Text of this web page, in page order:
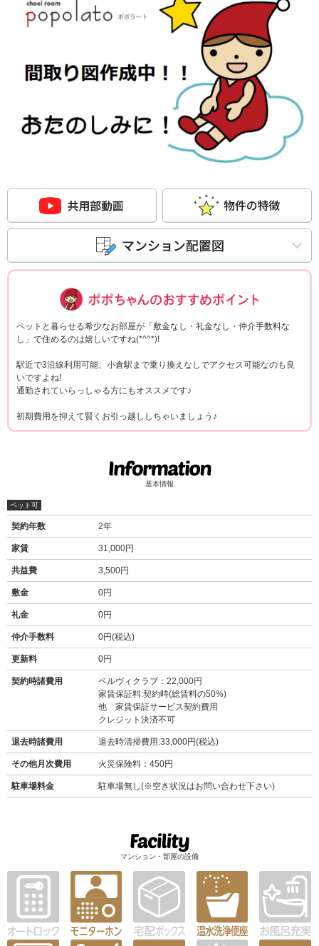
ペットと暮らせる希少なお部屋が「敷金なし・礼金なし・仲介手数料な
し」で住めるのは嬉しいですね(*^^*)!
駅近で3沿線利用可能、小倉駅まで乗り換えなしでアクセス可能なのも良
いですよね!
通勤されていらっしゃる方にもオススメです♪
初期費用を抑えて賢くお引っ越ししちゃいましょう♪
基本情報
ペット可
契約年数 2年
家賃 31,000円
共益費 3,500円
敷金 0円
礼金 0円
仲介手数料 0円(税込)
更新料 0円
契約時諸費用
ベルヴィクラブ：22,000円
家賃保証料:契約時(総賃料の50%)
他 家賃保証サービス契約費用
クレジット決済不可
退去時諸費用 退去時清掃費用:33,000円(税込)
その他月次費用 火災保険料：450円
駐車場料金 駐車場無し(※空き状況はお問い合わせ下さい)
マンション・部屋の設備